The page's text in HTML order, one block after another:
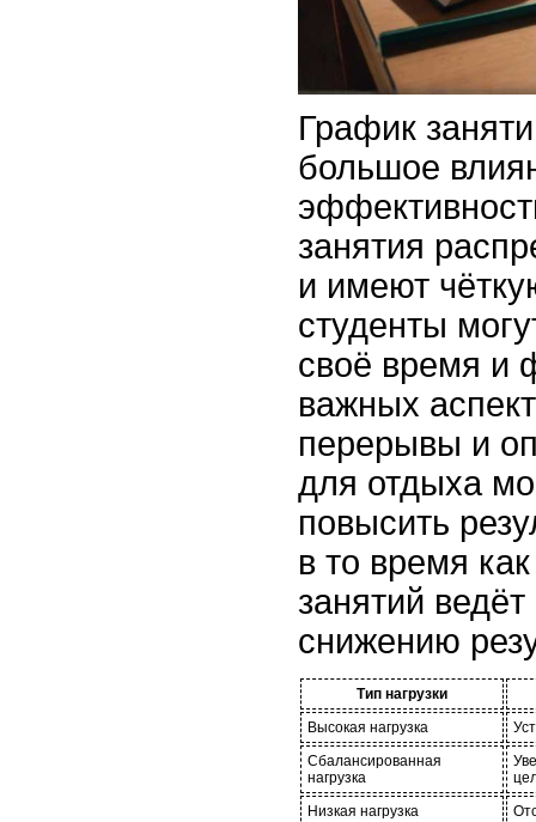
График
большое
занятия
и имеют
студенты
своё время и
важных
перерывы и
для отдыха
повысить
в то время
занятий
снижению
Тип нагрузки
Высокая нагрузка
Сбалансированная
нагрузка
Низкая нагрузка